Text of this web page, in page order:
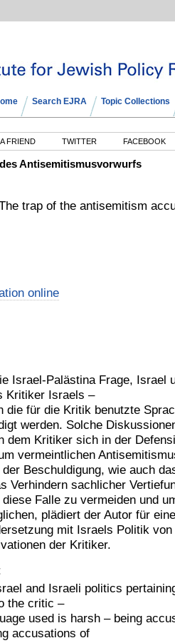
Search EJRA Topic Collections
FRIEND TWITTER FACEBOOK
Antisemitismusvorwurfs
trap of the antisemitism
online
Israel-Palästina Frage, Israel
Kritiker Israels –
die für die Kritik benutzte
werden. Solche
dem Kritiker sich in der
vermeintlichen
Beschuldigung, wie auch
Verhindern sachlicher
Falle zu vermeiden und
plädiert der Autor für
mit Israels Politik
der Kritiker.
and Israeli politics
the critic –
used is harsh – being
accusations of